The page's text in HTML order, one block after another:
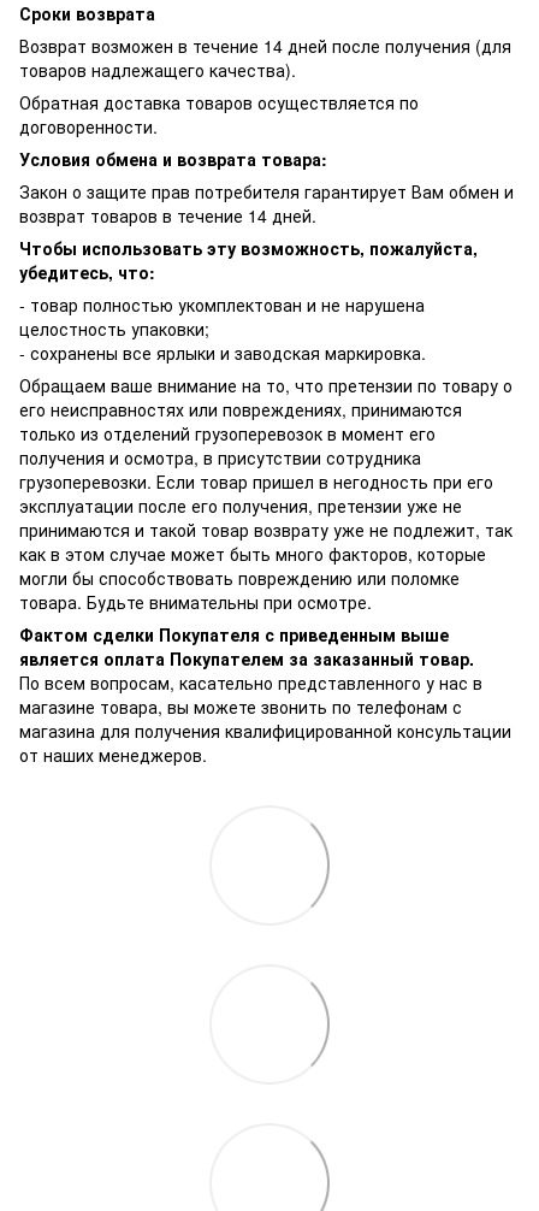
Сроки возврата
Возврат возможен в течение 14 дней после получения (для
товаров надлежащего качества).
Обратная доставка товаров осуществляется по
договоренности.
Условия обмена и возврата товара:
Закон о защите прав потребителя гарантирует Вам обмен и
возврат товаров в течение 14 дней.
Чтобы использовать эту возможность, пожалуйста,
убедитесь, что:
- товар полностью укомплектован и не нарушена
целостность упаковки;
- сохранены все ярлыки и заводская маркировка.
Обращаем ваше внимание на то, что претензии по товару о
его неисправностях или повреждениях, принимаются
только из отделений грузоперевозок в момент его
получения и осмотра, в присутствии сотрудника
грузоперевозки. Если товар пришел в негодность при его
эксплуатации после его получения, претензии уже не
принимаются и такой товар возврату уже не подлежит, так
как в этом случае может быть много факторов, которые
могли бы способствовать повреждению или поломке
товара. Будьте внимательны при осмотре.
Фактом сделки Покупателя с приведенным выше
является оплата Покупателем за заказанный товар.
По всем вопросам, касательно представленного у нас в
магазине товара, вы можете звонить по телефонам с
магазина для получения квалифицированной консультации
от наших менеджеров.